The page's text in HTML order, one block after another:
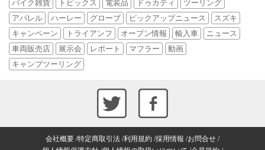
バイク雑貨
トピックス 電装品 ドゥカティ
ツーリング
アパレル
ハーレー グローブ ピックアップニュース
スズキ
キャンペーン
トライアンフ オープン情報 輸入車
ニュース
車両販売店
展示会 レポート マフラー
動画
キャンプツーリング
会社概要 特定商取引法 利用規約 採用情報 お問合せ